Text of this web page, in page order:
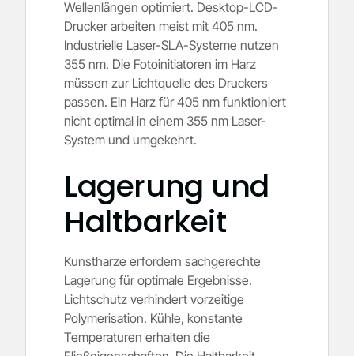
Wellenlängen optimiert. Desktop-LCD-
Drucker arbeiten meist mit 405 nm.
Industrielle Laser-SLA-Systeme nutzen
355 nm. Die Fotoinitiatoren im Harz
müssen zur Lichtquelle des Druckers
passen. Ein Harz für 405 nm funktioniert
nicht optimal in einem 355 nm Laser-
System und umgekehrt.
Lagerung und
Haltbarkeit
Kunstharze erfordern sachgerechte
Lagerung für optimale Ergebnisse.
Lichtschutz verhindert vorzeitige
Polymerisation. Kühle, konstante
Temperaturen erhalten die